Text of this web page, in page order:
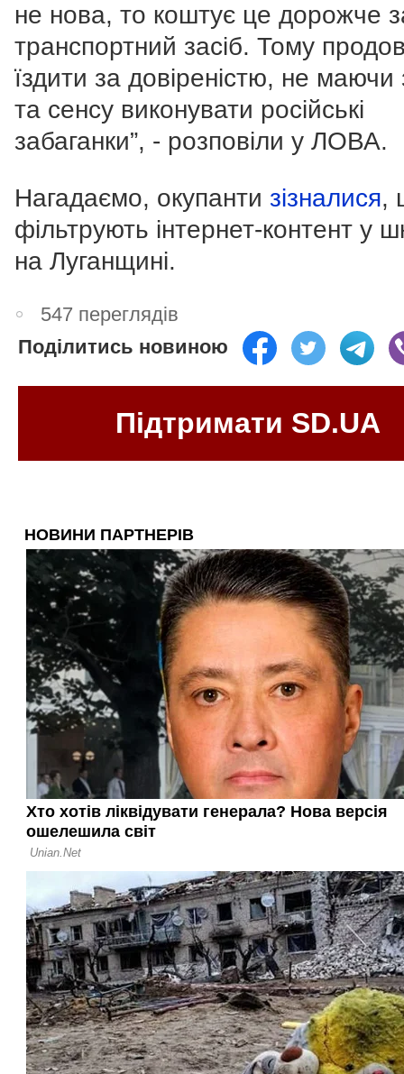
не нова, то коштує це дорожче
транспортний засіб. Тому
їздити за довіреністю, не маючи
та сенсу виконувати російські
забаганки”, - розповіли у ЛОВА.
Нагадаємо, окупанти зізналися,
фільтрують інтернет-контент у
на Луганщині.
547 переглядів
Поділитись новиною
Підтримати SD.UA